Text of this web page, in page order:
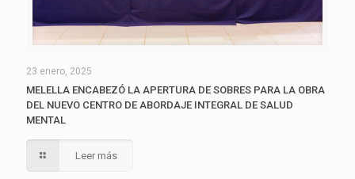
23 enero, 2025
MELELLA ENCABEZÓ LA APERTURA DE SOBRES PARA LA OBRA
DEL NUEVO CENTRO DE ABORDAJE INTEGRAL DE SALUD
MENTAL
Leer más